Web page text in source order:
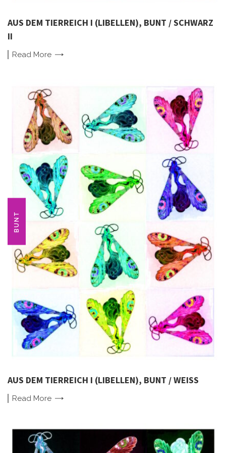
AUS DEM TIERREICH I (LIBELLEN), BUNT / SCHWARZ
II
Read More
BUNT
AUS DEM TIERREICH I (LIBELLEN), BUNT / WEISS
Read More